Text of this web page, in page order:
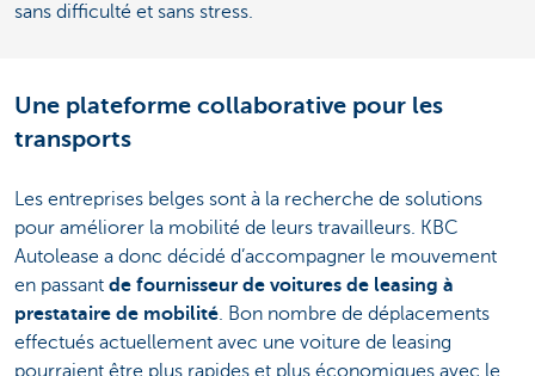
sans difficulté et sans stress.
Une plateforme collaborative pour les
transports
Les entreprises belges sont à la recherche de solutions
pour améliorer la mobilité de leurs travailleurs. KBC
Autolease a donc décidé d’accompagner le mouvement
en passant de fournisseur de voitures de leasing à
prestataire de mobilité. Bon nombre de déplacements
effectués actuellement avec une voiture de leasing
pourraient être plus rapides et plus économiques avec le